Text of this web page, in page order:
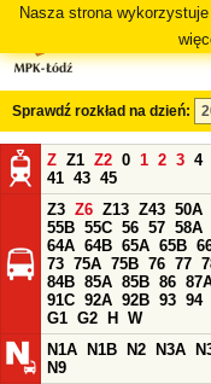
Nasza strona
Sprawdź rozkład na dzień:
Z Z1 Z2 0 1 2 3 4
41 43 45
Z3 Z6 Z13 Z43 50A
55B 55C 56 57 58A
64A 64B 65A 65B
73 75A 75B 76 77
84B 85A 85B 86
91C 92A 92B 93 94
G1 G2 H
W
N1A
N1B N2 N3A
N9